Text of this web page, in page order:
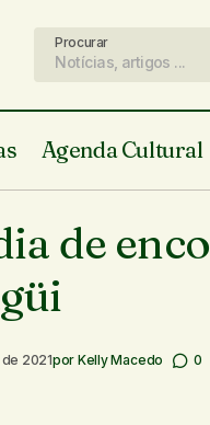
Procurar
Agenda Cultural
Brasil
de
2021por Kelly Macedo 0